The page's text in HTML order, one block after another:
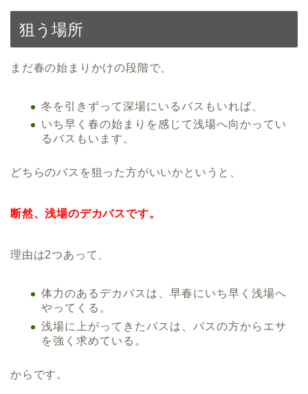
狙う場所
まだ春の始まりかけの段階で、
冬を引きずって深場にいるバスもいれば、
いち早く春の始まりを感じて浅場へ向かってい
るバスもいます。
どちらのバスを狙った方がいいかというと、
断然、浅場のデカバスです。
理由は2つあって、
体力のあるデカバスは、早春にいち早く浅場へ
やってくる。
浅場に上がってきたバスは、バスの方からエサ
を強く求めている。
からです。